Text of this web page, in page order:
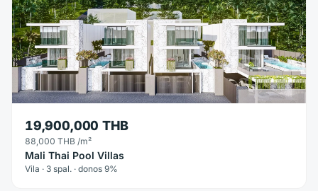
19,900,000 THB
88,000 THB /m²
Mali Thai Pool Villas
Vila · 3 spal. · donos 9%